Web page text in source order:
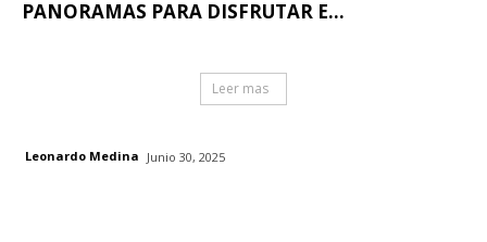
PANORAMAS PARA DISFRUTAR E...
Leer mas
Leonardo Medina Junio 30, 2025